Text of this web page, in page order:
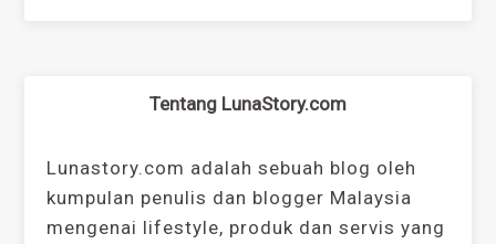
Tentang LunaStory.com
Lunastory.com adalah sebuah blog oleh
kumpulan penulis dan blogger Malaysia
mengenai lifestyle, produk dan servis yang